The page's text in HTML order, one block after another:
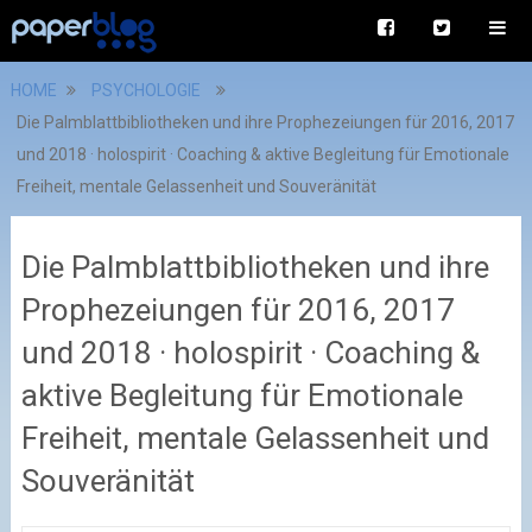
HOME
PSYCHOLOGIE
Die Palmblattbibliotheken und ihre Prophezeiungen für 2016, 2017
und 2018 · holospirit · Coaching & aktive Begleitung für Emotionale
Freiheit, mentale Gelassenheit und Souveränität
Die Palmblattbibliotheken und ihre
Prophezeiungen für 2016, 2017
und 2018 · holospirit · Coaching &
aktive Begleitung für Emotionale
Freiheit, mentale Gelassenheit und
Souveränität